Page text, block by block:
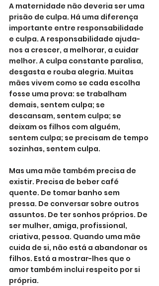
A maternidade não deveria ser uma
prisão de culpa. Há uma diferença
importante entre responsabilidade
e culpa. A responsabilidade ajuda-
nos a crescer, a melhorar, a cuidar
melhor. A culpa constante paralisa,
desgasta e rouba alegria. Muitas
mães vivem como se cada escolha
fosse uma prova: se trabalham
demais, sentem culpa; se
descansam, sentem culpa; se
deixam os filhos com alguém,
sentem culpa; se precisam de tempo
sozinhas, sentem culpa.
Mas uma mãe também precisa de
existir. Precisa de beber café
quente. De tomar banho sem
pressa. De conversar sobre outros
assuntos. De ter sonhos próprios. De
ser mulher, amiga, profissional,
criativa, pessoa. Quando uma mãe
cuida de si, não está a abandonar os
filhos. Está a mostrar-lhes que o
amor também inclui respeito por si
própria.